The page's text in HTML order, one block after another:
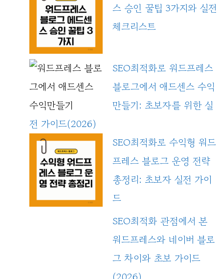
스 승인 꿀팁 3가지와 실전
체크리스트
SEO최적화로 워드프레스
블로그에서 애드센스 수익
만들기: 초보자를 위한 실
전 가이드(2026)
SEO최적화로 수익형 워드
프레스 블로그 운영 전략
총정리: 초보자 실전 가이
드
SEO최적화 관점에서 본
워드프레스와 네이버 블로
그 차이와 초보 가이드